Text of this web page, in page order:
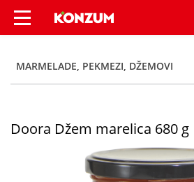
Doora Džem marelica
MARMELADE, PEKMEZI, DŽEMOVI
Doora Džem marelica 680 g